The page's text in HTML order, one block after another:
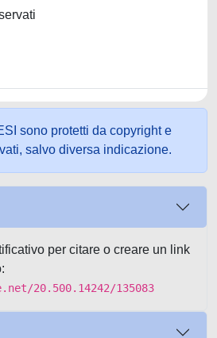
sono protetti da copyright e
salvo diversa indicazione.
per citare o creare un link
20.500.14242/135083